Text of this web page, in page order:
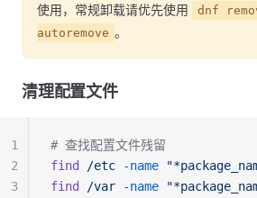
使用，常规卸载请优先使用
dnf
autoremove 。
清理配置文件
# 查找配置文件残留
find
/etc -name
find
/var -name
1
2
3